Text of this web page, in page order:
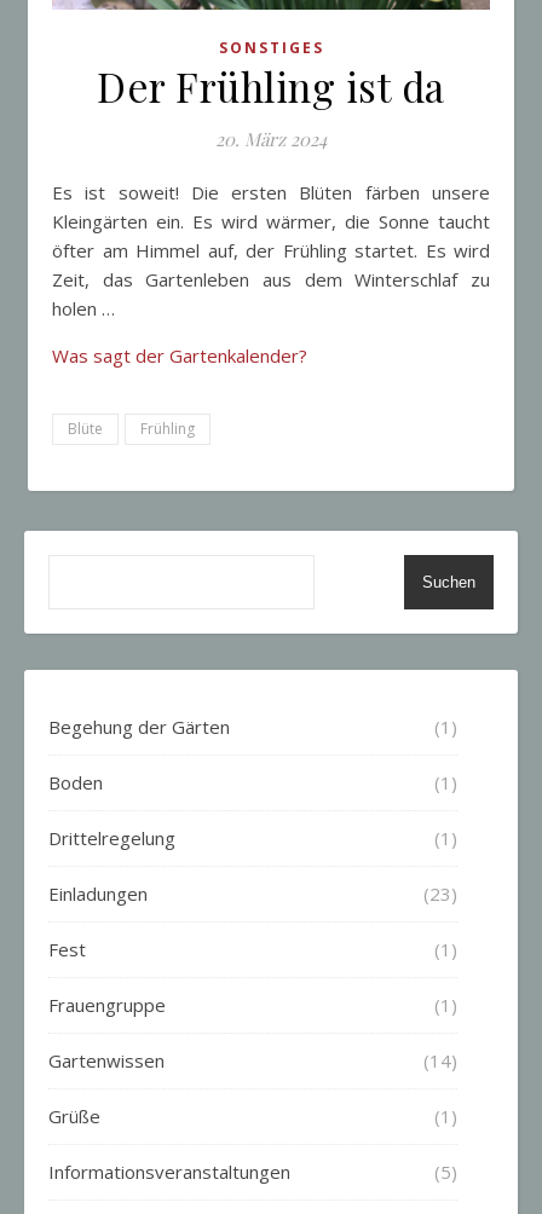
SONSTIGES
Der Frühling ist da
20. März 2024
Es ist soweit! Die ersten Blüten färben unsere
Kleingärten ein. Es wird wärmer, die Sonne taucht
öfter am Himmel auf, der Frühling startet. Es wird
Zeit, das Gartenleben aus dem Winterschlaf zu
holen …
Was sagt der Gartenkalender?
Blüte Frühling
Suchen
Begehung der Gärten (1)
Boden (1)
Drittelregelung (1)
Einladungen (23)
Fest (1)
Frauengruppe (1)
Gartenwissen (14)
Grüße (1)
Informationsveranstaltungen (5)